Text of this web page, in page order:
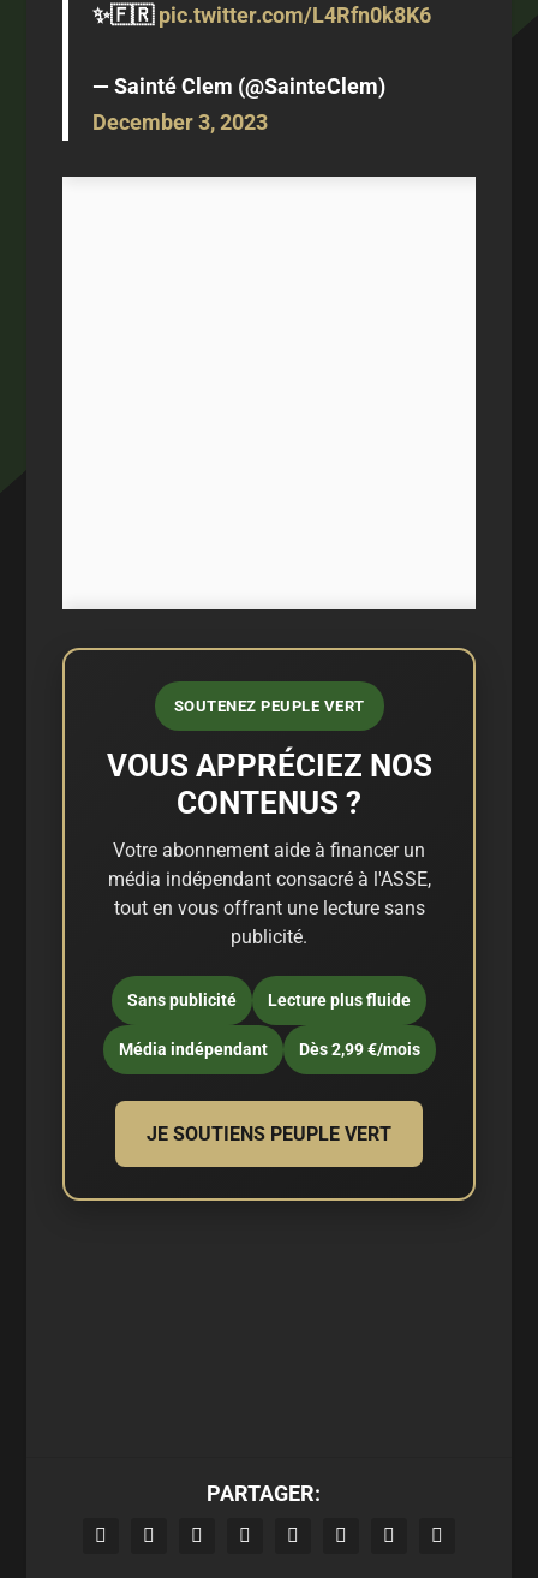
✨🇫🇷pic.twitter.com/L4Rfn0k8K6
— Sainté Clem (@SainteClem)
December 3, 2023
SOUTENEZ PEUPLE VERT
VOUS APPRÉCIEZ NOS
CONTENUS ?
Votre abonnement aide à financer un
média indépendant consacré à l'ASSE,
tout en vous offrant une lecture sans
publicité.
Sans publicité Lecture plus fluide
Média indépendant Dès 2,99 €/mois
JE SOUTIENS PEUPLE VERT
PARTAGER: